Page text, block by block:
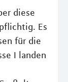
diese
Es
für die
I landen